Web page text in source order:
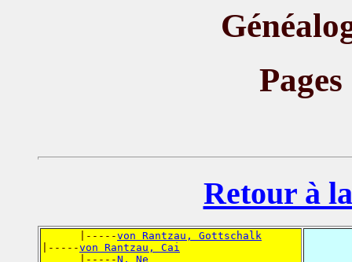
Retour à
      |-----
von Rantzau, Gottschalk
|-----von Rantzau, Cai
      |-----
N, Ne